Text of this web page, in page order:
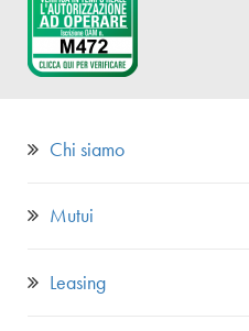
Chi siamo
Mutui
Leasing